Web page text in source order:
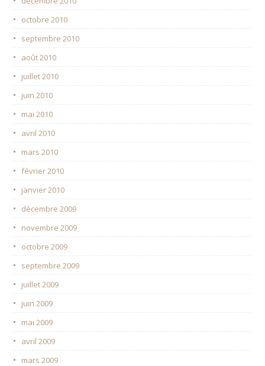
octobre 2010
septembre 2010
août 2010
juillet 2010
juin 2010
mai 2010
avril 2010
mars 2010
février 2010
janvier 2010
décembre 2009
novembre 2009
octobre 2009
septembre 2009
juillet 2009
juin 2009
mai 2009
avril 2009
mars 2009